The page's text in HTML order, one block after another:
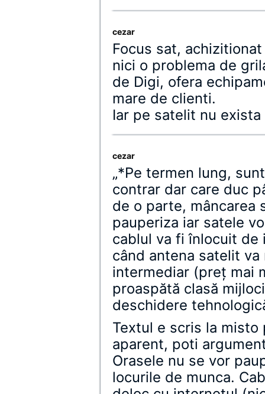
cezar
Focus sat,
nici o problema de
de Digi, ofera
mare de clienti.
Iar pe satelit nu
cezar
„*Pe termen lung,
contrar dar care duc
de o parte, mâncarea
pauperiza iar satele
cablul va fi înlocuit
când antena satelit
intermediar (preţ mai
proaspătă clasă
deschidere
Textul e scris la misto
aparent, poti
Orasele nu se vor
locurile de munca.